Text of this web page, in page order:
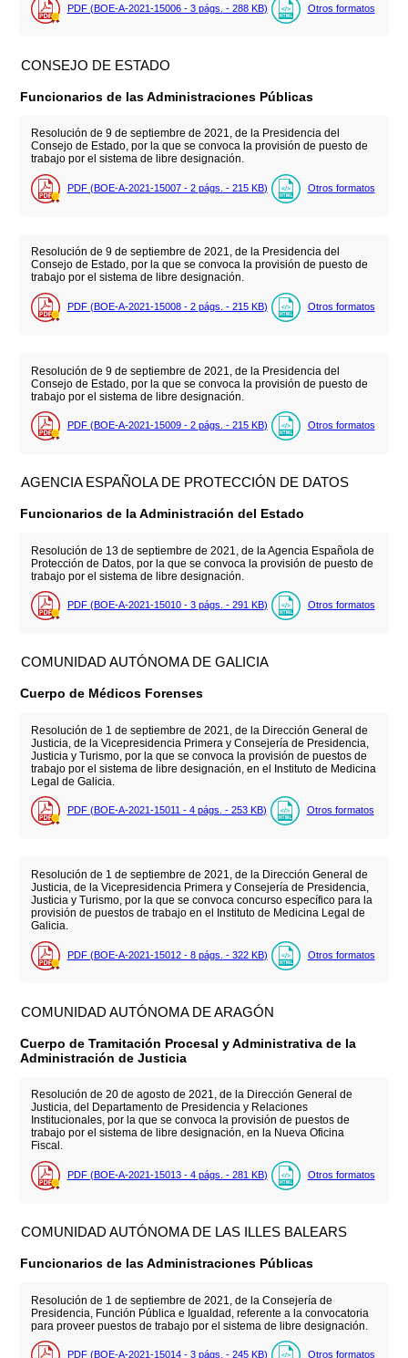
PDF (BOE-A-2021-15006 - 3 págs. - 288 KB) Otros formatos
CONSEJO DE ESTADO
Funcionarios de las Administraciones Públicas
Resolución de 9 de septiembre de 2021, de la Presidencia del
Consejo de Estado, por la que se convoca la provisión de puesto de
trabajo por el sistema de libre designación.
PDF (BOE-A-2021-15007 - 2 págs. - 215 KB) Otros formatos
Resolución de 9 de septiembre de 2021, de la Presidencia del
Consejo de Estado, por la que se convoca la provisión de puesto de
trabajo por el sistema de libre designación.
PDF (BOE-A-2021-15008 - 2 págs. - 215 KB) Otros formatos
Resolución de 9 de septiembre de 2021, de la Presidencia del
Consejo de Estado, por la que se convoca la provisión de puesto de
trabajo por el sistema de libre designación.
PDF (BOE-A-2021-15009 - 2 págs. - 215 KB) Otros formatos
AGENCIA ESPAÑOLA DE PROTECCIÓN DE DATOS
Funcionarios de la Administración del Estado
Resolución de 13 de septiembre de 2021, de la Agencia Española de
Protección de Datos, por la que se convoca la provisión de puesto de
trabajo por el sistema de libre designación.
PDF (BOE-A-2021-15010 - 3 págs. - 291 KB) Otros formatos
COMUNIDAD AUTÓNOMA DE GALICIA
Cuerpo de Médicos Forenses
Resolución de 1 de septiembre de 2021, de la Dirección General de
Justicia, de la Vicepresidencia Primera y Consejería de Presidencia,
Justicia y Turismo, por la que se convoca la provisión de puestos de
trabajo por el sistema de libre designación, en el Instituto de Medicina
Legal de Galicia.
PDF (BOE-A-2021-15011 - 4 págs. - 253 KB) Otros formatos
Resolución de 1 de septiembre de 2021, de la Dirección General de
Justicia, de la Vicepresidencia Primera y Consejería de Presidencia,
Justicia y Turismo, por la que se convoca concurso específico para la
provisión de puestos de trabajo en el Instituto de Medicina Legal de
Galicia.
PDF (BOE-A-2021-15012 - 8 págs. - 322 KB) Otros formatos
COMUNIDAD AUTÓNOMA DE ARAGÓN
Cuerpo de Tramitación Procesal y Administrativa de la
Administración de Justicia
Resolución de 20 de agosto de 2021, de la Dirección General de
Justicia, del Departamento de Presidencia y Relaciones
Institucionales, por la que se convoca la provisión de puestos de
trabajo por el sistema de libre designación, en la Nueva Oficina
Fiscal.
PDF (BOE-A-2021-15013 - 4 págs. - 281 KB) Otros formatos
COMUNIDAD AUTÓNOMA DE LAS ILLES BALEARS
Funcionarios de las Administraciones Públicas
Resolución de 1 de septiembre de 2021, de la Consejería de
Presidencia, Función Pública e Igualdad, referente a la convocatoria
para proveer puestos de trabajo por el sistema de libre designación.
PDF (BOE-A-2021-15014 - 3 págs. - 245 KB) Otros formatos